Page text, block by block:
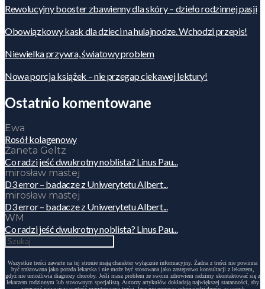
Rewolucyjny booster zbawienny dla skóry – dzieło rodzinnej pasji
Obowiązkowy kask dla dzieci na hulajnodze. Wchodzi przepis!
Niewielka przywra, światowy problem
Nowa porcja książek – nie przegap ciekawej lektury!
Ostatnio komentowane
Ewa
Rosół kolagenowy
Żaneta Geltz
Co radzi jeść dwukrotny noblista? Linus Pau...
mirosław mastej
D3 error – badacze z Uniwerytetu Albert...
mirosław mastej
D3 error – badacze z Uniwerytetu Albert...
WM
Co radzi jeść dwukrotny noblista? Linus Pau...
Wszystkie treści zawarte na tej stronie mają charakter wyłącznie informacyjny. Żadna z treści nie powinna
być traktowana jako porada lekarska i nie może być stosowana jako zastępstwo konsultacji z lekarzem,
gdyż nie umożliwia diagnozy choroby. Jeśli masz problem ze swoim zdrowiem radzimy skontaktować się z
lekarzem rodzinnym lub stosownym specjalistą. Autorzy artykułów dokładają największej staranności, aby